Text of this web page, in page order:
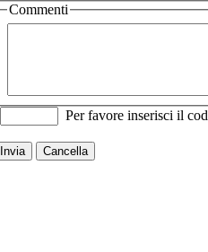
Commenti
Per favore inserisci il
Invia Cancella